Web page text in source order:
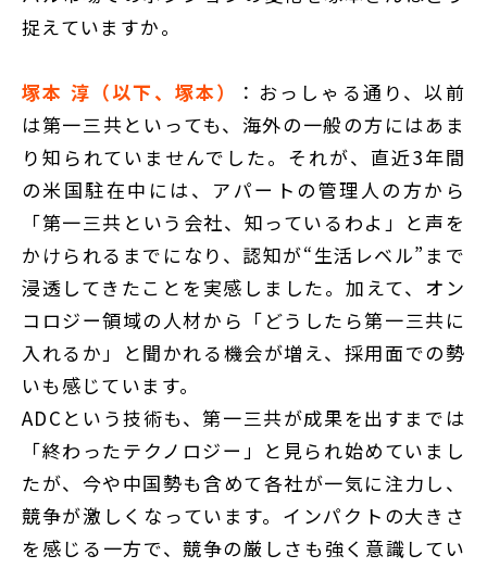
捉えていますか。
塚本 淳（以下、塚本）
：おっしゃる通り、以前
は第一三共といっても、海外の一般の方にはあま
り知られていませんでした。それが、直近3年間
の米国駐在中には、アパートの管理人の方から
「第一三共という会社、知っているわよ」と声を
かけられるまでになり、認知が“生活レベル”まで
浸透してきたことを実感しました。加えて、オン
コロジー領域の人材から「どうしたら第一三共に
入れるか」と聞かれる機会が増え、採用面での勢
いも感じています。
ADCという技術も、第一三共が成果を出すまでは
「終わったテクノロジー」と見られ始めていまし
たが、今や中国勢も含めて各社が一気に注力し、
競争が激しくなっています。インパクトの大きさ
を感じる一方で、競争の厳しさも強く意識してい